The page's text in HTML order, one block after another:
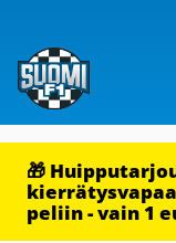
🎁
peliin - vain 1